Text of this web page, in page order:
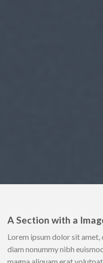
A Section with a
Lorem ipsum dolor sit
diam nonummy nibh